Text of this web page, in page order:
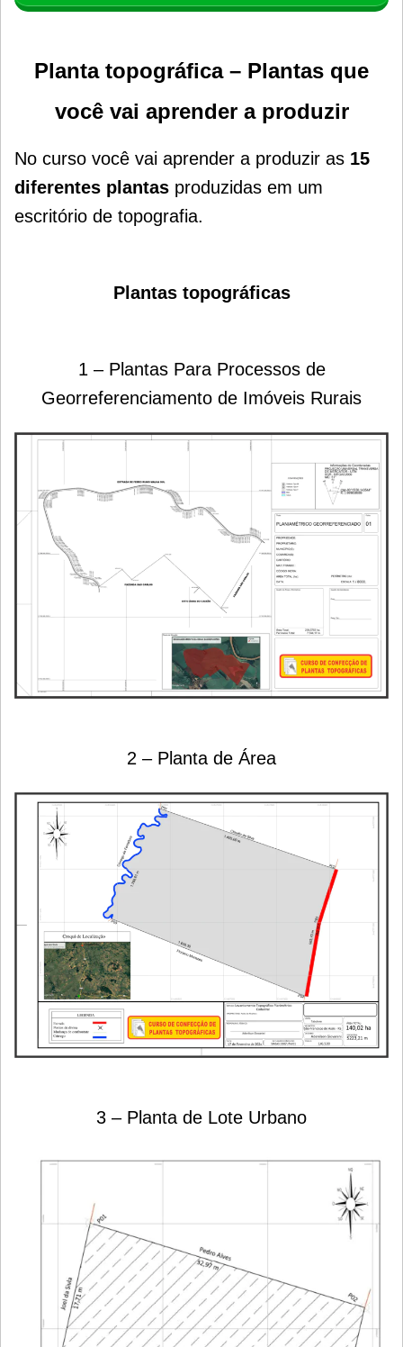
Planta topográfica – Plantas que
você vai aprender a produzir
No curso você vai aprender a produzir as 15
diferentes plantas produzidas em um
escritório de topografia.
Plantas topográficas
1 – Plantas Para Processos de
Georreferenciamento de Imóveis Rurais
2 – Planta de Área
3 – Planta de Lote Urbano